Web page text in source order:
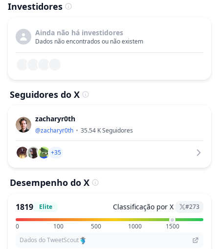
Investidores
Ainda não há investidores
Dados não encontrados ou não existem
Seguidores do X
zacharyr0th
@zacharyr0th 35.54 KSeguidores
+35
Desempenho do X
1819 Elite Classificação por X #273
0 100 500 1000
1500
Dados do TweetScout